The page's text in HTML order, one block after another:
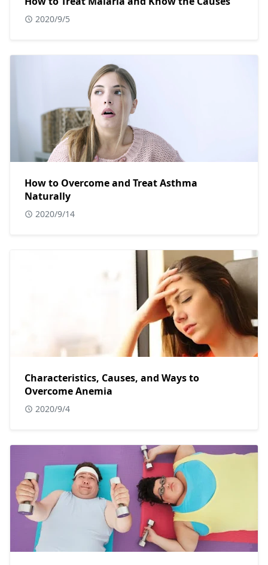
2020/9/5
How to Overcome and Treat Asthma
Naturally
2020/9/14
Characteristics, Causes, and Ways to
Overcome Anemia
2020/9/4